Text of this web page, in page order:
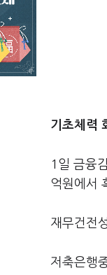
기초체력
1일 금융
억원에서
재무건전
저축은행